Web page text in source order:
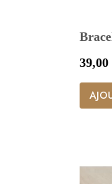
Prix
39,00